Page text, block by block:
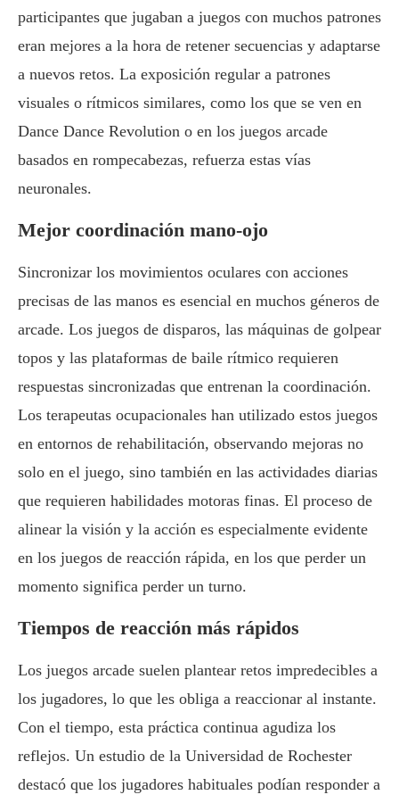
participantes que jugaban a juegos con muchos patrones
eran mejores a la hora de retener secuencias y adaptarse
a nuevos retos. La exposición regular a patrones
visuales o rítmicos similares, como los que se ven en
Dance Dance Revolution o en los juegos arcade
basados en rompecabezas, refuerza estas vías
neuronales.
Mejor coordinación mano-ojo
Sincronizar los movimientos oculares con acciones
precisas de las manos es esencial en muchos géneros de
arcade. Los juegos de disparos, las máquinas de golpear
topos y las plataformas de baile rítmico requieren
respuestas sincronizadas que entrenan la coordinación.
Los terapeutas ocupacionales han utilizado estos juegos
en entornos de rehabilitación, observando mejoras no
solo en el juego, sino también en las actividades diarias
que requieren habilidades motoras finas. El proceso de
alinear la visión y la acción es especialmente evidente
en los juegos de reacción rápida, en los que perder un
momento significa perder un turno.
Tiempos de reacción más rápidos
Los juegos arcade suelen plantear retos impredecibles a
los jugadores, lo que les obliga a reaccionar al instante.
Con el tiempo, esta práctica continua agudiza los
reflejos. Un estudio de la Universidad de Rochester
destacó que los jugadores habituales podían responder a